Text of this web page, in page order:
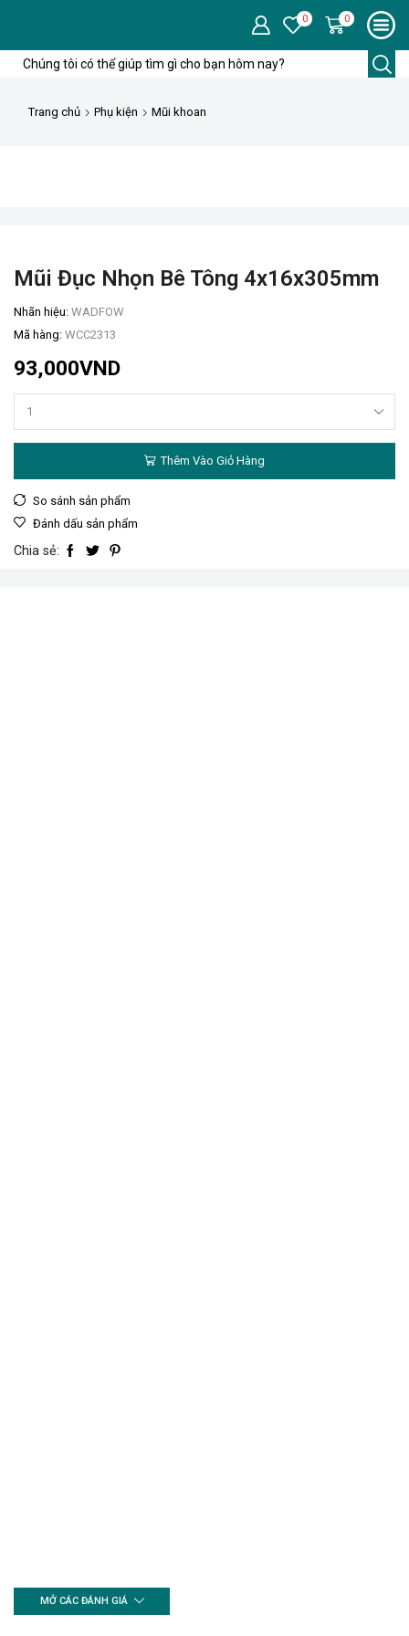
0 0
Trang chủ Phụ kiện Mũi khoan
Mũi Đục Nhọn Bê Tông 4x16x305mm
Nhãn hiệu: WADFOW
Mã hàng: WCC2313
93,000VND
Thêm Vào Giỏ Hàng
So sánh sản phẩm
Đánh dấu sản phẩm
Chia sẻ:
MỞ CÁC ĐÁNH GIÁ